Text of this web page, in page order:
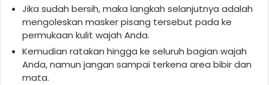
Jika sudah bersih, maka langkah selanjutnya adalah
mengoleskan masker pisang tersebut pada ke
permukaan kulit wajah Anda.
Kemudian ratakan hingga ke seluruh bagian wajah
Anda, namun jangan sampai terkena area bibir dan
mata.